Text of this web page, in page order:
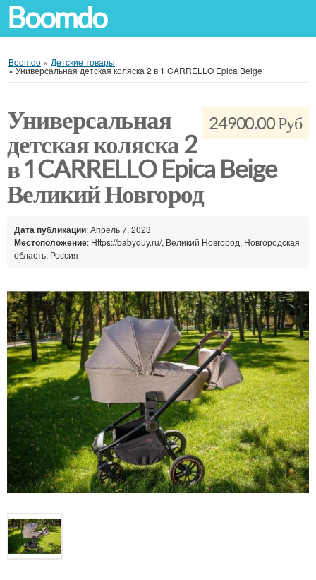
Boomdo
Boomdo » Детские товары
»Универсальная детская коляска 2 в 1 CARRELLO Epica Beige
24900.00 Руб
Универсальная
детская коляска 2
в 1 CARRELLO Epica Beige
Великий Новгород
Дата публикации: Апрель 7, 2023
Местоположение: Https://babyduy.ru/, Великий Новгород, Новгородская
область, Россия